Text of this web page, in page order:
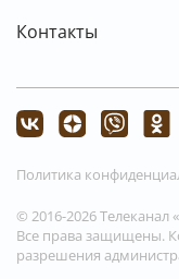
Контакты
© 2016-2026 Телеканал
Все права защищены.
разрешения
Политика